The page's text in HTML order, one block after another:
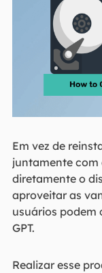
Em vez de
juntamente com
diretamente o
aproveitar as
usuários podem
GPT.
Realizar esse